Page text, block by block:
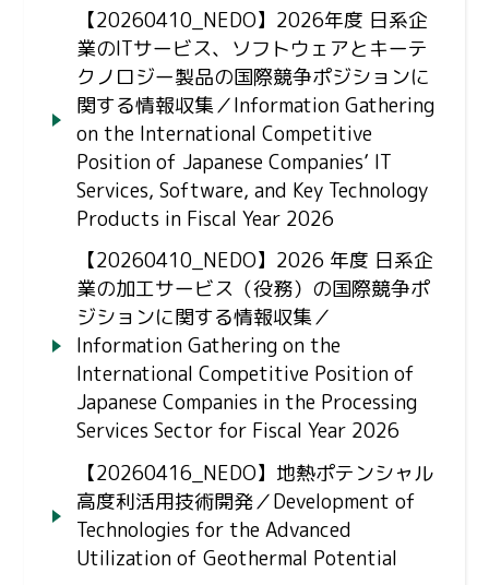
【20260410_NEDO】2026年度 日系企
業のITサービス、ソフトウェアとキーテ
クノロジー製品の国際競争ポジションに
関する情報収集／Information Gathering
on the International Competitive
Position of Japanese Companies’ IT
Services, Software, and Key Technology
Products in Fiscal Year 2026
【20260410_NEDO】2026 年度 日系企
業の加工サービス（役務）の国際競争ポ
ジションに関する情報収集／
Information Gathering on the
International Competitive Position of
Japanese Companies in the Processing
Services Sector for Fiscal Year 2026
【20260416_NEDO】地熱ポテンシャル
高度利活用技術開発／Development of
Technologies for the Advanced
Utilization of Geothermal Potential